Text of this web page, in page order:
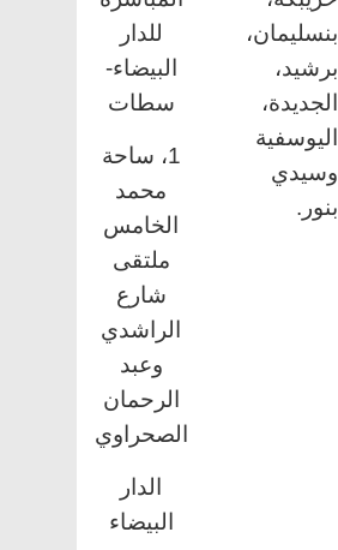
للدار
البيضاء-
سطات
1، ساحة
محمد
الخامس
ملتقى
شارع
الراشدي
وعبد
الرحمان
الصحراوي
الدار
البيضاء
بنسليمان،
برشيد،
الجديدة،
اليوسفية
وسيدي
بنور.